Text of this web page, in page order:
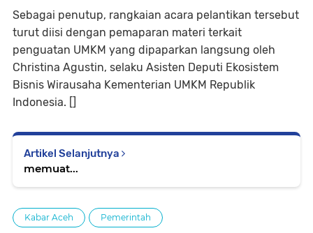
Sebagai penutup, rangkaian acara pelantikan tersebut
turut diisi dengan pemaparan materi terkait
penguatan UMKM yang dipaparkan langsung oleh
Christina Agustin, selaku Asisten Deputi Ekosistem
Bisnis Wirausaha Kementerian UMKM Republik
Indonesia. []
Artikel Selanjutnya
memuat...
Kabar Aceh Pemerintah